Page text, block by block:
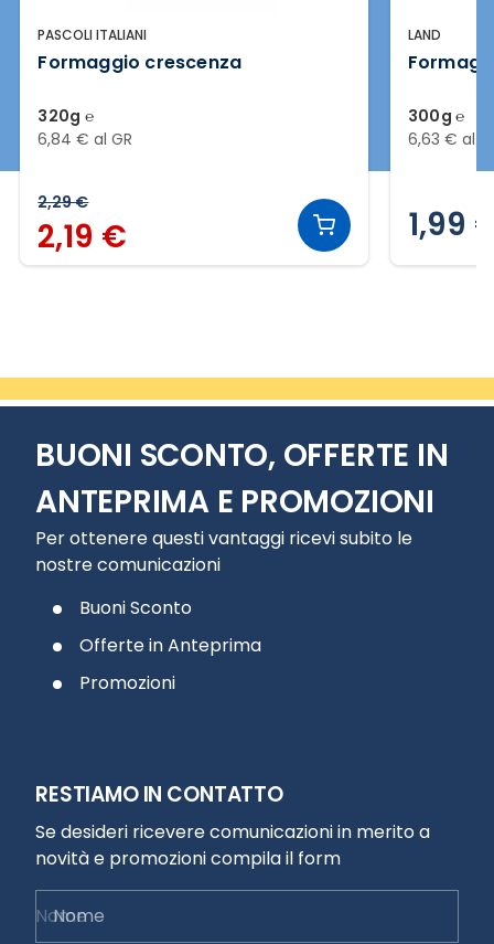
PASCOLI ITALIANI
Formaggio crescenza
320g ℮
6,84 € al GR
2,29 €
2,19 €
LAND
300g ℮
6,63 € al
1,99
BUONI SCONTO, OFFERTE IN
ANTEPRIMA E PROMOZIONI
Per ottenere questi vantaggi ricevi subito le
nostre comunicazioni
Buoni Sconto
Offerte in Anteprima
Promozioni
RESTIAMO IN CONTATTO
Se desideri ricevere comunicazioni in merito a
novità e promozioni compila il form
Nome